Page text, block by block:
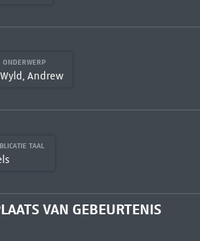
ONDERWERP
Wyld, Andrew
TAAL
VAN GEBEURTENIS